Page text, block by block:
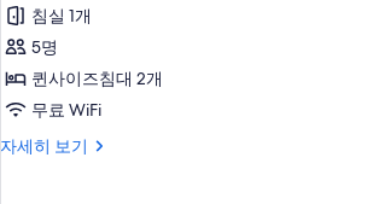
침실 1개
5명
퀸사이즈침대 2개
무료 WiFi
자세히 보기
룸,